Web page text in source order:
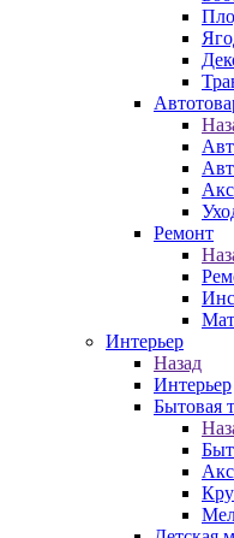
Ремонт
Интерьер
Назад
Интерьер
Бытовая